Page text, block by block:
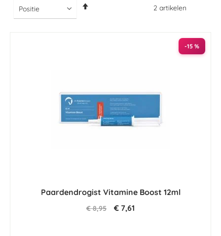
2 artikelen
-15 %
Paardendrogist Vitamine Boost 12ml
€ 8,95 € 7,61